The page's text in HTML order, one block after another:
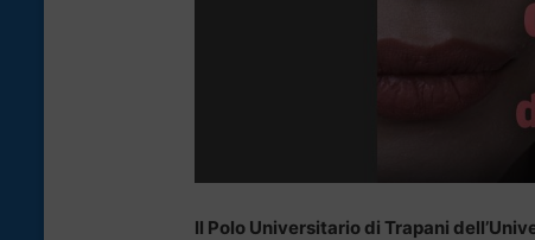
Il Polo Universitario di Trapani